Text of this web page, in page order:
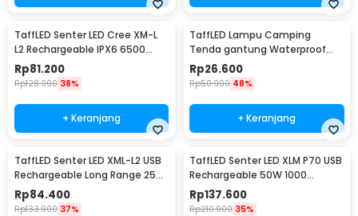
TaffLED Senter LED Cree XM-L
L2 Rechargeable IPX6 6500
Lumens - 701
Rp81.200
Rp128.900 38%
+ Keranjang
TaffLED Lampu Camping
Tenda gantung Waterproof
Emergency 120 Lumens - G198
Rp26.600
Rp50.900 48%
+ Keranjang
TaffLED Senter LED XML-L2 USB
Rechargeable Long Range 25W
1000 Lumens Without Battery
- XML-L2
Rp84.400
Rp133.900 37%
TaffLED Senter LED XLM P70 USB
Rechargeable 50W 1000
Lumens with 26650 Battery -
XLM-P70
Rp137.600
Rp210.900 35%